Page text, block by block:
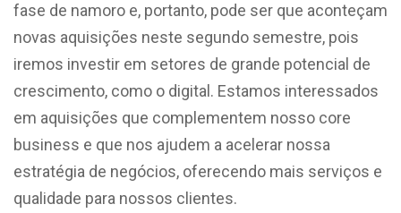
fase de namoro e, portanto, pode ser que aconteçam
novas aquisições neste segundo semestre, pois
iremos investir em setores de grande potencial de
crescimento, como o digital. Estamos interessados
em aquisições que complementem nosso core
business e que nos ajudem a acelerar nossa
estratégia de negócios, oferecendo mais serviços e
qualidade para nossos clientes.